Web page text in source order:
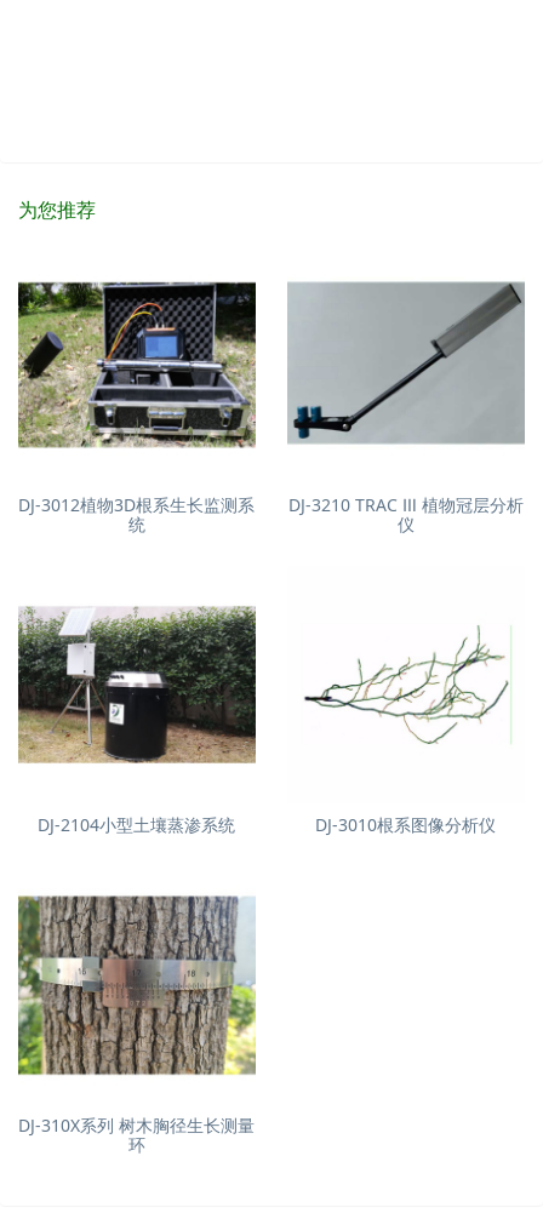
为您推荐
DJ-3012植物3D根系生长监测系
统
DJ-3210 TRAC Ⅲ 植物冠层分析
仪
DJ-2104小型土壤蒸渗系统 DJ-3010根系图像分析仪
DJ-310X系列 树木胸径生长测量
环